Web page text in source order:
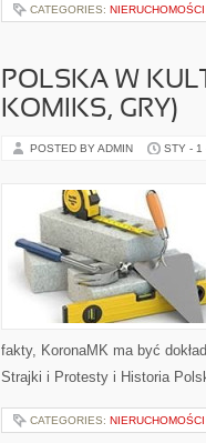
CATEGORIES: NIERUCHOMOŚCI
POLSKA W
KOMIKS, GRY)
POSTED BY ADMIN STY - 1
fakty, KoronaMK ma być
Strajki i Protesty i Historia
CATEGORIES: NIERUCHOMOŚCI